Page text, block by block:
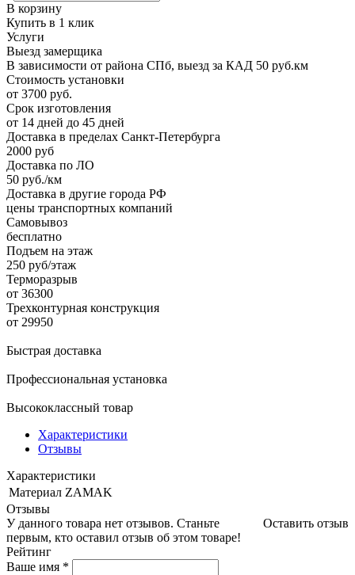
В корзину
Купить в 1 клик
Услуги
Выезд замерщика
В зависимости от района СПб, выезд за КАД 50 руб.км
Стоимость установки
от 3700 руб.
Срок изготовления
от 14 дней до 45 дней
Доставка в пределах Санкт-Петербурга
2000 руб
Доставка по ЛО
50 руб./км
Доставка в другие города РФ
цены транспортных компаний
Самовывоз
бесплатно
Подъем на этаж
250 руб/этаж
Терморазрыв
от 36300
Трехконтурная конструкция
от 29950
Быстрая доставка
Профессиональная установка
Высококлассный товар
Характеристики
Отзывы
Характеристики
Материал ZAMAK
Отзывы
Оставить отзыв
У данного товара нет отзывов. Станьте
первым, кто оставил отзыв об этом товаре!
Рейтинг
Ваше имя *